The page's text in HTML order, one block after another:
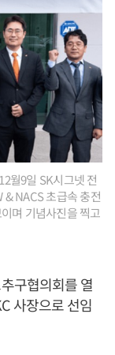
월9일 SK시그넷 전
NACS 초급속 충전
며 기념사진을 찍고
구협의회를 열
사장으로 선임